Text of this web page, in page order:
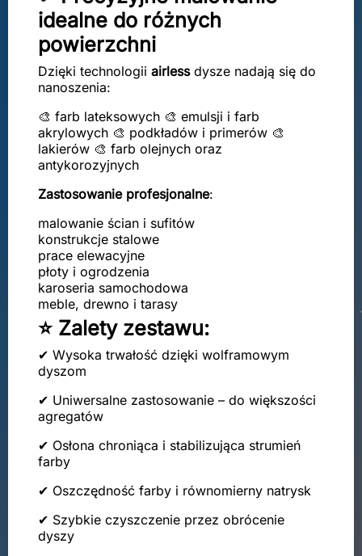
idealne do różnych
powierzchni
Dzięki technologii airlessdysze nadają się do
nanoszenia:
🎨 farb lateksowych 🎨 emulsji i farb
akrylowych 🎨 podkładów i primerów 🎨
lakierów 🎨 farb olejnych oraz
antykorozyjnych
Zastosowanie profesjonalne:
malowanie ścian i sufitów
konstrukcje stalowe
prace elewacyjne
płoty i ogrodzenia
karoseria samochodowa
meble, drewno i tarasy
⭐ Zalety zestawu:
✔ Wysoka trwałość dzięki wolframowym
dyszom
✔ Uniwersalne zastosowanie – do większości
agregatów
✔ Osłona chroniąca i stabilizująca strumień
farby
✔ Oszczędność farby i równomierny natrysk
✔ Szybkie czyszczenie przez obrócenie
dyszy